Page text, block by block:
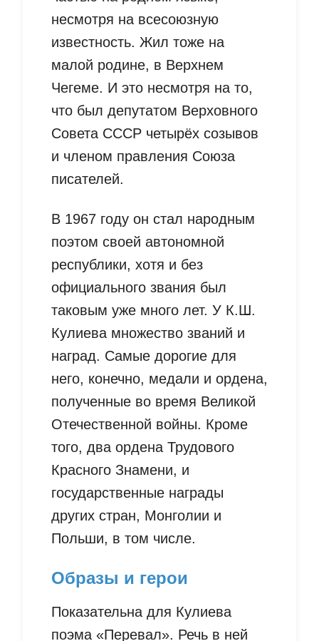
несмотря на всесоюзную
известность. Жил тоже на
малой родине, в Верхнем
Чегеме. И это несмотря на то,
что был депутатом Верховного
Совета СССР четырёх созывов
и членом правления Союза
писателей.
В 1967 году он стал народным
поэтом своей автономной
республики, хотя и без
официального звания был
таковым уже много лет. У К.Ш.
Кулиева множество званий и
наград. Самые дорогие для
него, конечно, медали и ордена,
полученные во время Великой
Отечественной войны. Кроме
того, два ордена Трудового
Красного Знамени, и
государственные награды
других стран, Монголии и
Польши, в том числе.
Образы и герои
Показательна для Кулиева
поэма «Перевал». Речь в ней